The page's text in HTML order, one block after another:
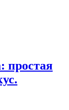
простая